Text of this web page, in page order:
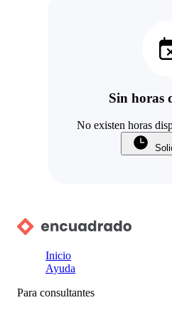
Sin horas
No existen horas
Inicio
Ayuda
Para consultantes